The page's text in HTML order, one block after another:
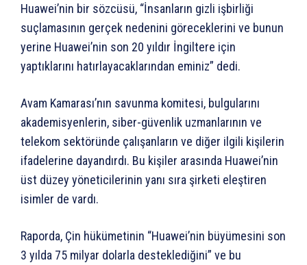
Huawei’nin bir sözcüsü, “İnsanların gizli işbirliği
suçlamasının gerçek nedenini göreceklerini ve bunun
yerine Huawei’nin son 20 yıldır İngiltere için
yaptıklarını hatırlayacaklarından eminiz” dedi.
Avam Kamarası’nın savunma komitesi, bulgularını
akademisyenlerin, siber-güvenlik uzmanlarının ve
telekom sektöründe çalışanların ve diğer ilgili kişilerin
ifadelerine dayandırdı. Bu kişiler arasında Huawei’nin
üst düzey yöneticilerinin yanı sıra şirketi eleştiren
isimler de vardı.
Raporda, Çin hükümetinin “Huawei’nin büyümesini son
3 yılda 75 milyar dolarla desteklediğini” ve bu